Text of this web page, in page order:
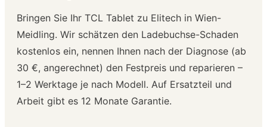
Bringen Sie Ihr TCL Tablet zu Elitech in Wien-
Meidling. Wir schätzen den Ladebuchse-Schaden
kostenlos ein, nennen Ihnen nach der Diagnose (ab
30 €, angerechnet) den Festpreis und reparieren –
1–2 Werktage je nach Modell. Auf Ersatzteil und
Arbeit gibt es 12 Monate Garantie.